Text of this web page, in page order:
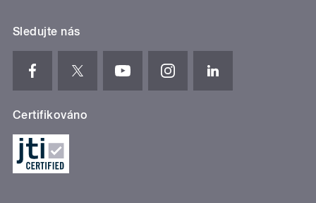
Sledujte nás
Certifikováno